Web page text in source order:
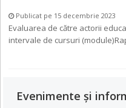
Publicat pe 15 decembrie 2023
Evaluarea de către actorii
intervale de cursuri
Evenimente și